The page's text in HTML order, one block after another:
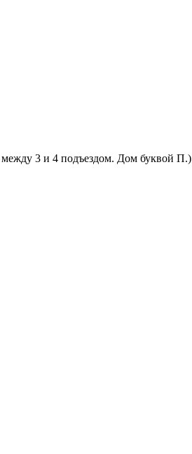
3 и 4 подъездом. Дом буквой П.)